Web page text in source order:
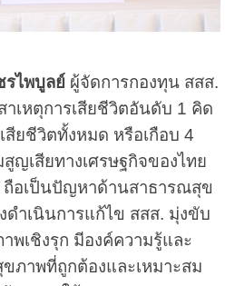
รไพบูลย์ ผู้จัดการกองทุน สสส.
าเหตุการเสียชีวิตอันดับ 1 คิด
สียชีวิตทั้งหมด หรือเกือบ 4
ญเสียทางเศรษฐกิจของไทย
ถือเป็นปัญหาด้านสาธารณสุข
ดำเนินการแก้ไข สสส. มุ่งขับ
พเชิงรุก มีองค์ความรู้และ
ขภาพที่ถูกต้องและเหมาะสม